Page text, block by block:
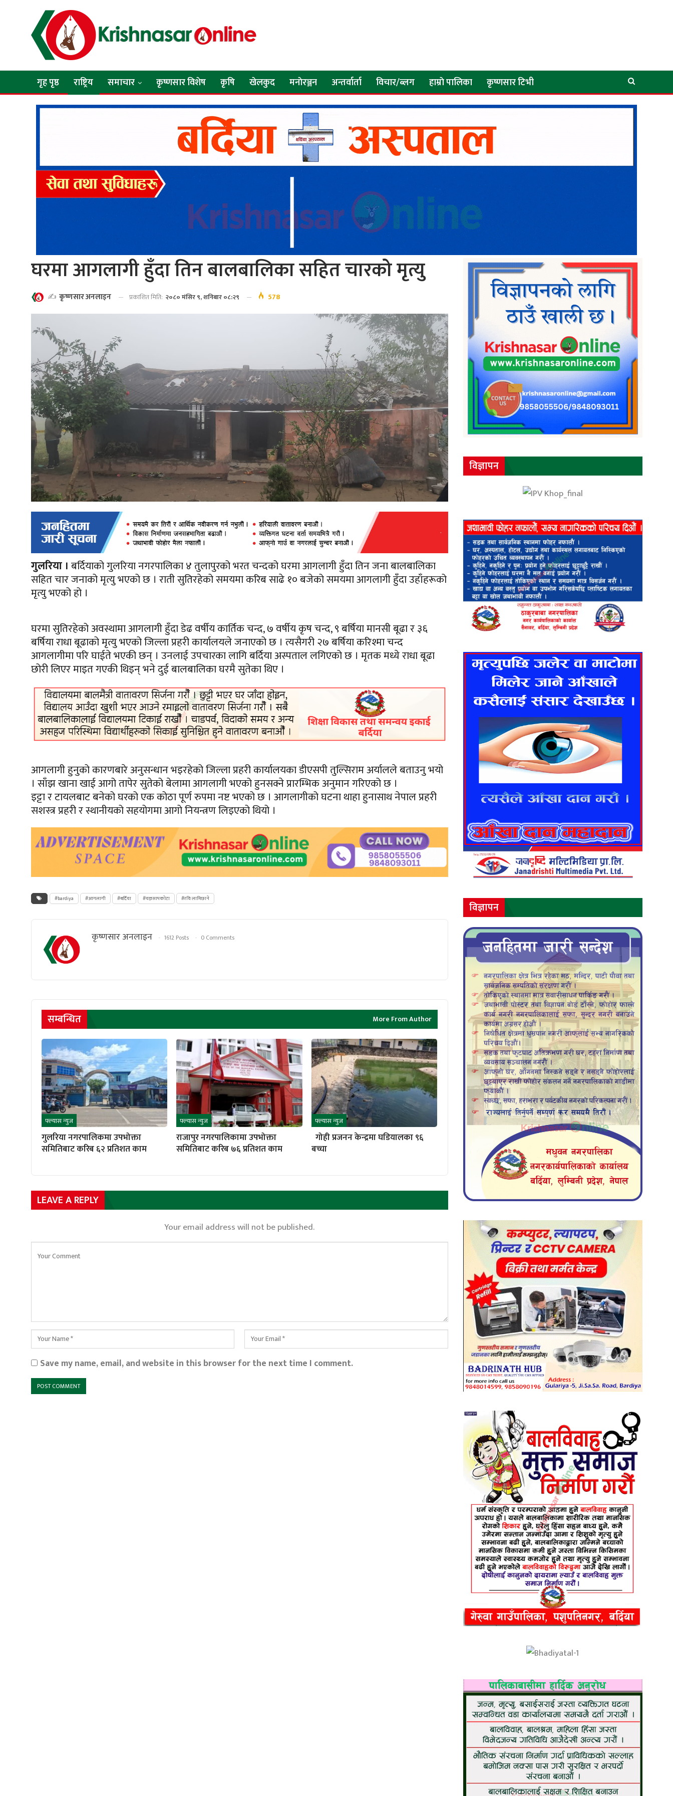
गृह पृष्ठ राष्ट्रिय समाचार कृष्णसार विशेष कृषि खेलकुद मनाेरञ्जन अन्तर्वार्ता विचार/ब्लग हाम्राे पालिका कृष्णसार टिभी
घरमा आगलागी हुँदा तिन बालबालिका सहित चारको मृत्यु
✍️ कृष्णसार अनलाइन प्रकाशित मिति: २०८० मंसिर ९, शनिबार ०८:२९ 578
गुलरिया । बर्दियाको गुलरिया नगरपालिका ४तुलापुरकोभरत चन्दको घरमा आगलागी हुँदा तिन जना बालबालिका
सहित चार जनाको मृत्यु भएको छ । राती सुतिरहेको समयमा करिब साढे १० बजेको समयमा आगलागी हुँदा उहाँहरूको
मृत्यु भएको हो ।
घरमा सुतिरहेको अवस्थामा आगलागी हुँदा डेढ वर्षीय कार्तिक चन्द, ७ वर्षीय कृष चन्द, ९ बर्षिया मानसी बूढा र ३६
बर्षिया राधा बूढाको मृत्यु भएको जिल्ला प्रहरी कार्यालयले जनाएको छ । त्यसैगरी २७ बर्षिया करिश्मा चन्द
आगलागीमा परि घाईते भएकी छन् । उनलाई उपचारका लागि बर्दिया अस्पताल लगिएको छ । मृतक मध्ये राधा बूढा
छोरी लिएर माइत गएकी थिइन् भने दुई बालबालिका घरमै सुतेका थिए ।
आगलागी हुनुको कारणबारे अनुसन्धान भइरहेको जिल्ला प्रहरी कार्यालयका डीएसपी तुल्सिराम अर्यालले बताउनु भयो
। साँझ खाना खाई आगो तापेर सुतेको बेलामा आगलागी भएको हुनसक्ने प्रारम्भिक अनुमान गरिएको छ ।
इट्टार टायलबाट बनेको घरको एक कोठा पूर्ण रुपमा नष्ट भएको छ । आगलागीको घटना थाहा हुनासाथ नेपाल प्रहरी
सशस्त्र प्रहरी र स्थानीयको सहयोगमा आगो नियन्त्रण लिइएको थियो ।
#bardiya #आगलागी #बर्दिया #यज्ञसापकाेटा #रवि लामिछाने
कृष्णसार अनलाइन 1612 Posts 0 Comments
सम्बन्धित More From Author
फ्ल्यास न्युज
गुलरिया नगरपालिकमा उपभोक्ता
समितिबाट करिब ६२ प्रतिशत काम
फ्ल्यास न्युज
राजापुर नगरपालिकामा उपभोक्ता
समितिबाट करिब ७६ प्रतिशत काम
फ्ल्यास न्युज
गोही प्रजनन केन्द्रमा घडियालका ९६
बच्चा
LEAVE A REPLY
Your email address will not be published.
Save my name, email, and website in this browser for the next time I comment.
विज्ञापन
विज्ञापन